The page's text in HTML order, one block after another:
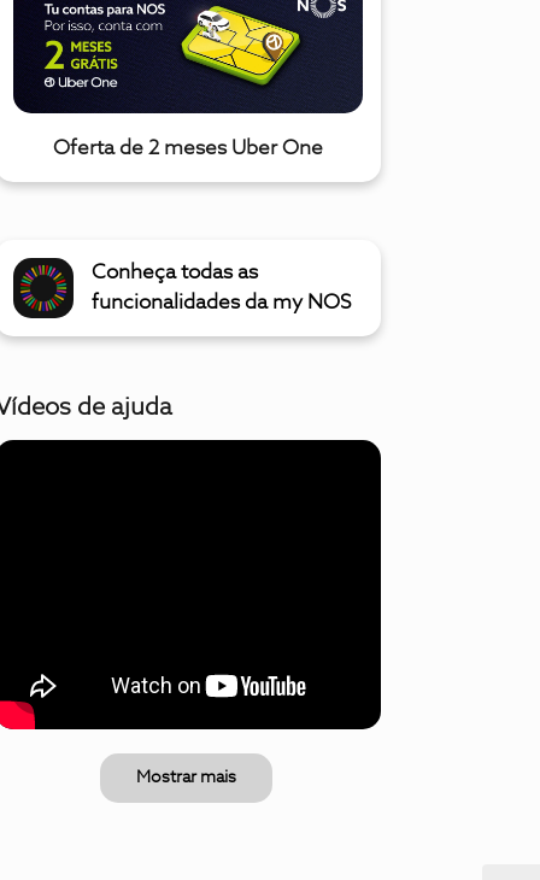
Oferta de 2 meses Uber One
Conheça todas as
funcionalidades da my NOS
de ajuda
Mostrar mais